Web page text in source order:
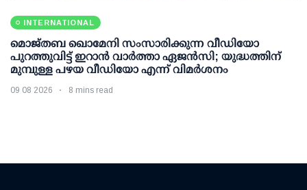
INTERNATIONAL
മൊജ്തബ ഖൊമേനി സംസാരിക്കുന്ന വീഡിയോ
പുറത്തുവിട്ട് ഇറാന്‍ വാര്‍ത്താ ഏജന്‍സി; യുദ്ധത്തിന്
മുമ്പുള്ള പഴയ വീഡിയോ എന്ന് വിമര്‍ശനം
09 08 2026 8 mins read